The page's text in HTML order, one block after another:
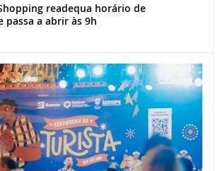
readequa horário de
a abrir às 9h